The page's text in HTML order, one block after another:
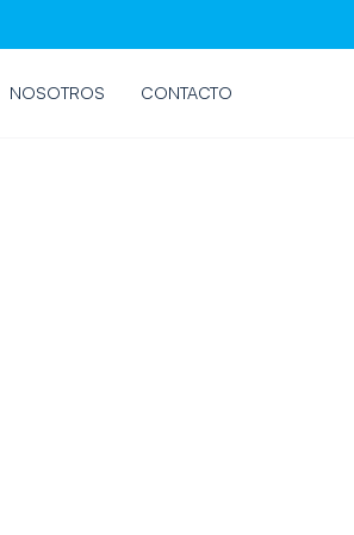
NOSOTROS CONTACTO